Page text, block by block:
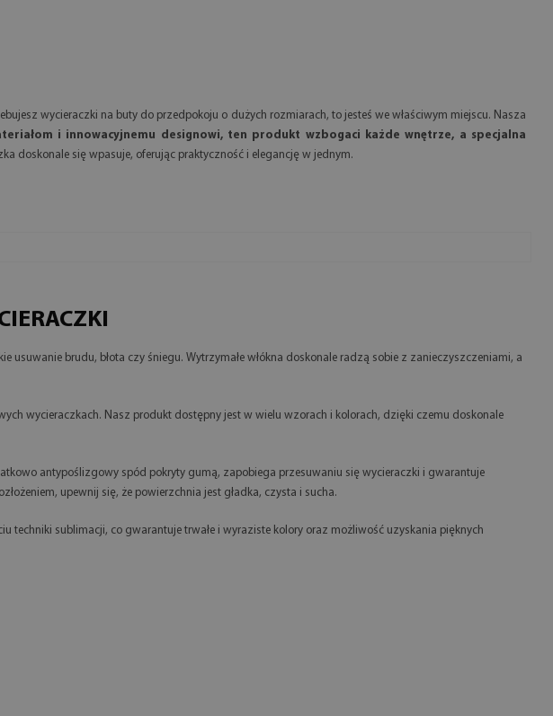
wycieraczki na buty do przedpokoju o dużych rozmiarach, to jesteś we właściwym miejscu. Nasza
i innowacyjnemu designowi, ten produkt wzbogaci każde wnętrze, a specjalna
doskonale się wpasuje, oferując praktyczność i elegancję w jednym.
brudu, błota czy śniegu. Wytrzymałe włókna doskonale radzą sobie z zanieczyszczeniami, a
wycieraczkach. Nasz produkt dostępny jest w wielu wzorach i kolorach, dzięki czemu doskonale
antypoślizgowy spód pokryty gumą, zapobiega przesuwaniu się wycieraczki i gwarantuje
upewnij się, że powierzchnia jest gładka, czysta i sucha.
techniki sublimacji, co gwarantuje trwałe i wyraziste kolory oraz możliwość uzyskania pięknych